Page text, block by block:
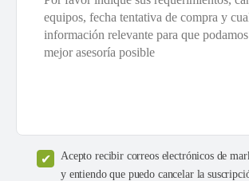
Acepto recibir correos electrónicos de
y entiendo que puedo cancelar la